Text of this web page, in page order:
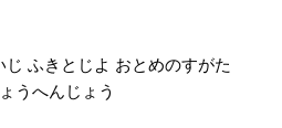
ふきとじよ おとめのすがた
うへんじょう